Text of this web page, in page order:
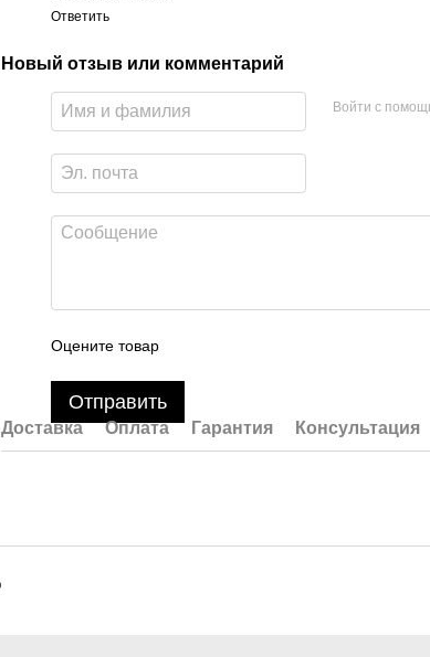
Ответить
Новый отзыв или комментарий
Войти с
Оцените товар
Отправить
Доставка Оплата Гарантия Консультация